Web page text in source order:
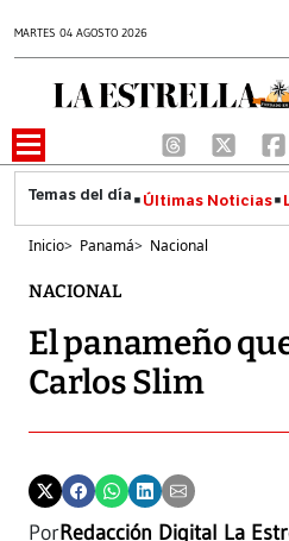
MARTES 04 AGOSTO 2026
Últimas Noticias
Inicio> Panamá> Nacional
NACIONAL
El panameño
Carlos Slim
PorRedacción Digital La